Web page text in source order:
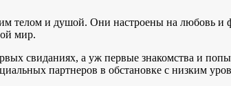
телом и душой. Они настроены на любовь и
мир.
свиданиях, а уж первые знакомства и
партнеров в обстановке с низким